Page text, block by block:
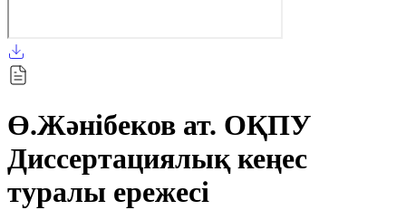
Ө.Жәнібеков ат. ОҚПУ
Диссертациялық кеңес
туралы ережесі